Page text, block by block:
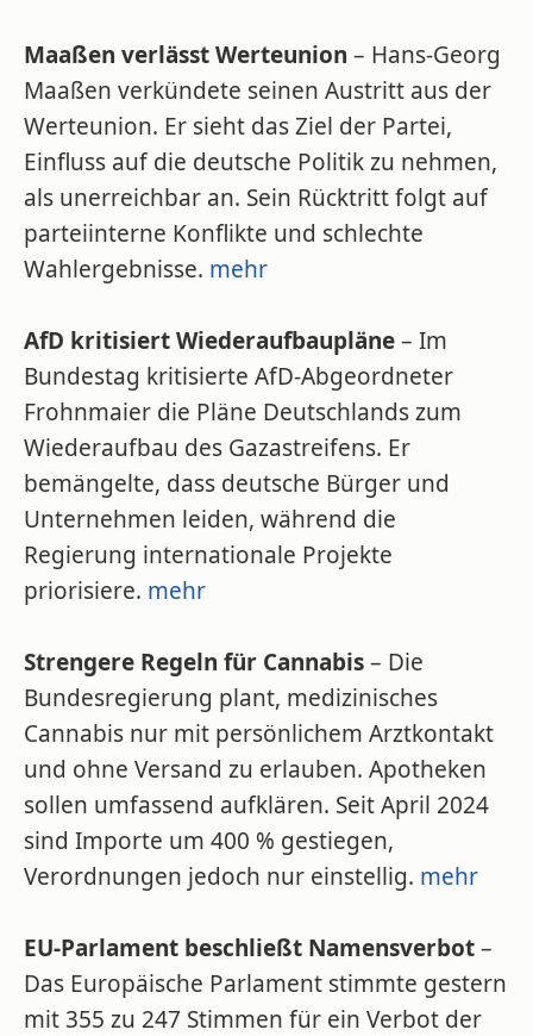
Maaßen verlässt Werteunion – Hans-Georg
Maaßen verkündete seinen Austritt aus der
Werteunion. Er sieht das Ziel der Partei,
Einfluss auf die deutsche Politik zu nehmen,
als unerreichbar an. Sein Rücktritt folgt auf
parteiinterne Konflikte und schlechte
Wahlergebnisse. mehr
AfD kritisiert Wiederaufbaupläne– Im
Bundestag kritisierte AfD-Abgeordneter
Frohnmaier die Pläne Deutschlands zum
Wiederaufbau des Gazastreifens. Er
bemängelte, dass deutsche Bürger und
Unternehmen leiden, während die
Regierung internationale Projekte
priorisiere. mehr
Strengere Regeln für Cannabis– Die
Bundesregierung plant, medizinisches
Cannabis nur mit persönlichem Arztkontakt
und ohne Versand zu erlauben. Apotheken
sollen umfassend aufklären. Seit April 2024
sind Importe um 400 % gestiegen,
Verordnungen jedoch nur einstellig. mehr
EU-Parlament beschließt Namensverbot–
Das Europäische Parlament stimmte gestern
mit 355 zu 247 Stimmen für ein Verbot der